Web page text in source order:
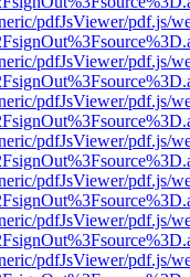
pdfJsViewer/pdf.js/
pdfJsViewer/pdf.js/
pdfJsViewer/pdf.js/
pdfJsViewer/pdf.js/
pdfJsViewer/pdf.js/
pdfJsViewer/pdf.js/
pdfJsViewer/pdf.js/